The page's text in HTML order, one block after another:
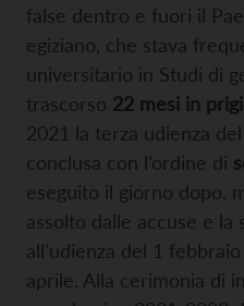
false dentro e fuori il
egiziano, che stava
universitario in Studi di
trascorso 22 mesi in
2021 la terza udienza
conclusa con l’ordine di
eseguito il giorno dopo,
assolto dalle accuse e la
all’udienza del 1
aprile. Alla cerimonia di